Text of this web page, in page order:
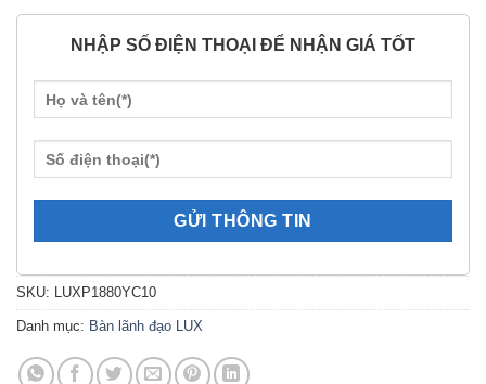
NHẬP SỐ ĐIỆN THOẠI ĐỂ NHẬN GIÁ TỐT
SKU: LUXP1880YC10
Danh mục: Bàn lãnh đạo LUX